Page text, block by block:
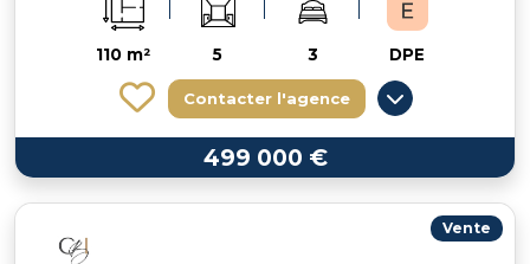
110 m² 5 3 DPE
Contacter l'agence
499 000 €
Vente